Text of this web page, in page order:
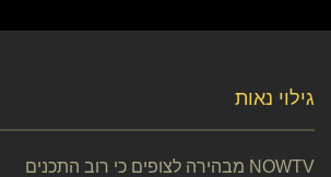
גילוי נאות
NOWTV מבהירה לצופים כי רוב התכנים